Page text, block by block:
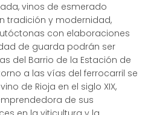
vinos de esmerado
tradición y modernidad,
con elaboraciones
de guarda podrán ser
del Barrio de la Estación de
a las vías del ferrocarril se
de Rioja en el siglo XIX,
de sus